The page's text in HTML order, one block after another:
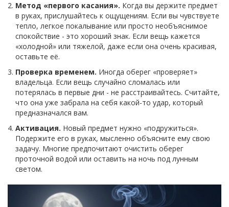
Метод «первого касания». Когда вы держите предмет
в руках, прислушайтесь к ощущениям. Если вы чувствуете
тепло, легкое покалывание или просто необъяснимое
спокойствие - это хороший знак. Если вещь кажется
«холодной» или тяжелой, даже если она очень красивая,
оставьте её.
Проверка временем. Иногда оберег «проверяет»
владельца. Если вещь случайно сломалась или
потерялась в первые дни - не расстраивайтесь. Считайте,
что она уже забрала на себя какой-то удар, который
предназначался вам.
Активация. Новый предмет нужно «подружиться».
Подержите его в руках, мысленно объясните ему свою
задачу. Многие предпочитают очистить оберег
проточной водой или оставить на ночь под лунным
светом.